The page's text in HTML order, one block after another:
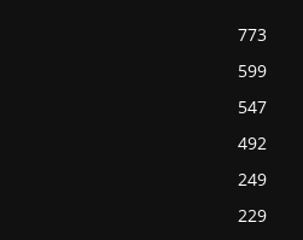
773
599
547
492
249
229